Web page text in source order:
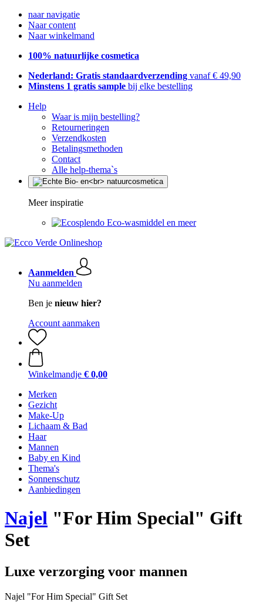
naar navigatie
Naar content
Naar winkelmand
100% natuurlijke cosmetica
Nederland: Gratis standaardverzending vanaf € 49,90
Minstens 1 gratis sample bij elke bestelling
Help
Waar is mijn bestelling?
Retourneringen
Verzendkosten
Betalingsmethoden
Contact
Alle help-thema`s
Meer inspiratie
Eco-wasmiddel en meer
Aanmelden
Nu aanmelden
Ben je nieuw hier?
Account aanmaken
Winkelmandje € 0,00
Merken
Gezicht
Make-Up
Lichaam & Bad
Haar
Mannen
Baby en Kind
Thema's
Sonnenschutz
Aanbiedingen
Najel "For Him Special" Gift
Set
Luxe verzorging voor mannen
Najel "For Him Special" Gift Set